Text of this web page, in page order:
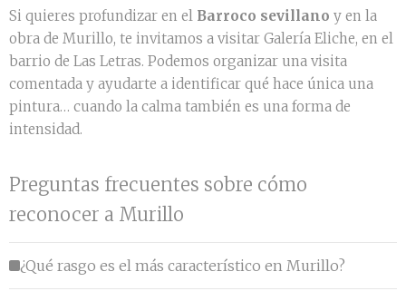
Si quieres profundizar en el Barroco sevillano y en la
obra de Murillo, te invitamos a visitar Galería Eliche, en el
barrio de Las Letras. Podemos organizar una visita
comentada y ayudarte a identificar qué hace única una
pintura… cuando la calma también es una forma de
intensidad.
Preguntas frecuentes sobre cómo
reconocer a Murillo
¿Qué rasgo es el más característico en Murillo?